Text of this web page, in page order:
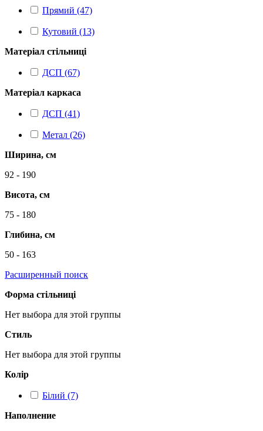
Прямий (47)
Кутовий (13)
Матеріал стільниці
ДСП (67)
Матеріал каркаса
ДСП (41)
Метал (26)
Ширина, см
92 - 190
Висота, см
75 - 180
Глибина, см
50 - 163
Расширенный поиск
Форма стільниці
Нет выбора для этой группы
Стиль
Нет выбора для этой группы
Колір
Білий (7)
Наполнение